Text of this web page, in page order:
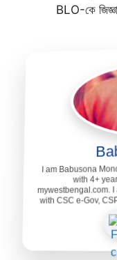
BLO-কে
I am Babusona
with 4+
mywestbengal.com.
with CSC e-Gov,